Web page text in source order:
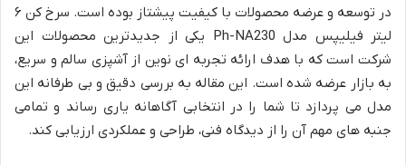
در توسعه و عرضه محصولات با کیفیت پیشتاز بوده است. سرخ کن ۶
لیتر فیلیپس مدل Ph-NA230 یکی از جدیدترین محصولات این
شرکت است که با هدف ارائه تجربه ای نوین از آشپزی سالم و سریع،
به بازار عرضه شده است. این مقاله به بررسی دقیق و بی طرفانه این
مدل می پردازد تا شما را در انتخابی آگاهانه یاری رساند و تمامی
جنبه های مهم آن را از دیدگاه فنی، طراحی و عملکردی ارزیابی کند.